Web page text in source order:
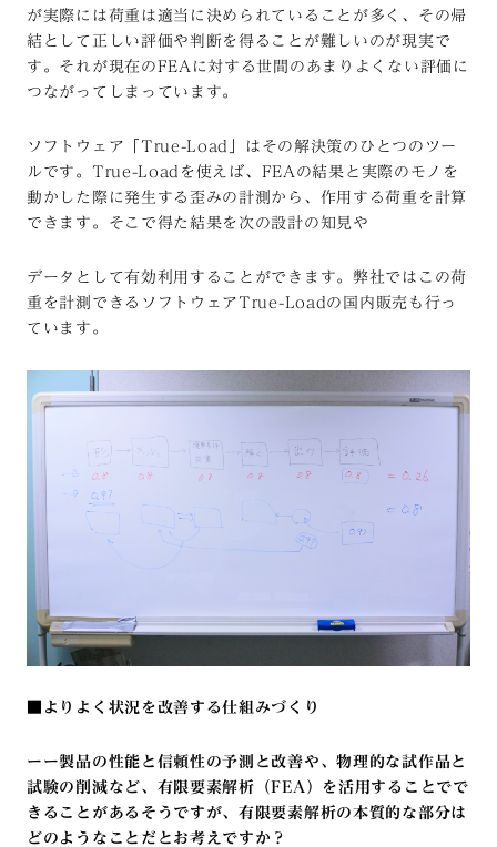
が実際には荷重は適当に決められていることが多く、その帰
結として正しい評価や判断を得ることが難しいのが現実で
す。それが現在のFEAに対する世間のあまりよくない評価に
つながってしまっています。
ソフトウェア「True-Load」はその解決策のひとつのツー
ルです。True-Loadを使えば、FEAの結果と実際のモノを
動かした際に発生する歪みの計測から、作用する荷重を計算
できます。そこで得た結果を次の設計の知見や
データとして有効利用することができます。弊社ではこの荷
重を計測できるソフトウェアTrue-Loadの国内販売も行っ
ています。
■よりよく状況を改善する仕組みづくり
ーー製品の性能と信頼性の予測と改善や、物理的な試作品と
試験の削減など、有限要素解析（FEA）を活用することでで
きることがあるそうですが、有限要素解析の本質的な部分は
どのようなことだとお考えですか？